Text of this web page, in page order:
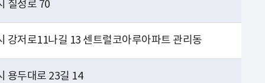
칠성로 70
강저로11나길 13 센트럴코아루아파트 관리동
용두대로 23길 14